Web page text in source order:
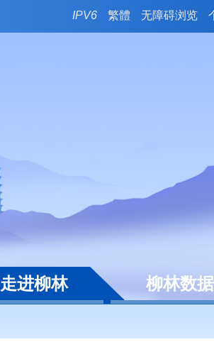
IPV6 繁體 无障碍浏览
走进柳林 柳林数据